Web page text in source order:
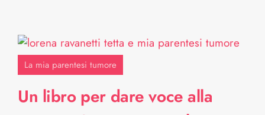
La mia parentesi tumore
Un libro per dare voce alla